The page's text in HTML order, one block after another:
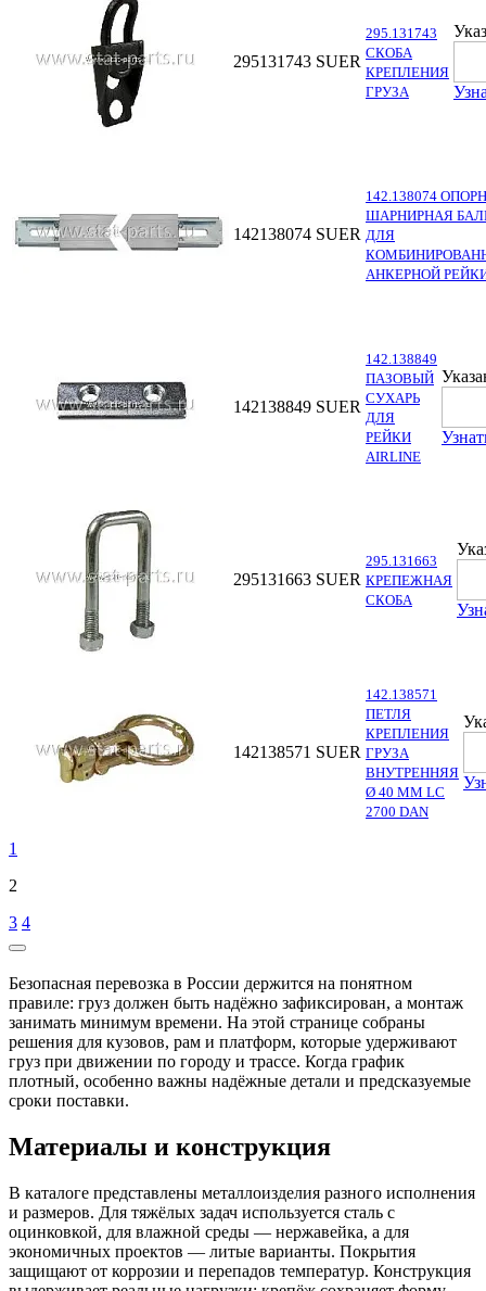
295131743 SUER
295.131743
СКОБА
КРЕПЛЕНИЯ
ГРУЗА
142138074 SUER
142.138074
ШАРНИРНАЯ
ДЛЯ
АНКЕРНОЙ
142138849 SUER
142.138849
ПАЗОВЫЙ
СУХАРЬ
ДЛЯ
РЕЙКИ
AIRLINE
295131663 SUER
295.131663
КРЕПЕЖНАЯ
СКОБА
142138571 SUER
142.138571
ПЕТЛЯ
КРЕПЛЕНИЯ
ГРУЗА
ВНУТРЕННЯЯ
Ø 40 MM LC
2700 DAN
1
2
3 4
Безопасная перевозка в России держится на понятном
правиле: груз должен быть надёжно зафиксирован, а монтаж
занимать минимум времени. На этой странице собраны
решения для кузовов, рам и платформ, которые удерживают
груз при движении по городу и трассе. Когда график
плотный, особенно важны надёжные детали и предсказуемые
сроки поставки.
Материалы и конструкция
В каталоге представлены металлоизделия разного исполнения
и размеров. Для тяжёлых задач используется сталь с
оцинковкой, для влажной среды — нержавейка, а для
экономичных проектов — литые варианты. Покрытия
защищают от коррозии и перепадов температур. Конструкция